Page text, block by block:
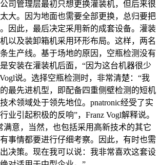
司管理层最初只想更换灌装机，但后来很
大。因为地面也需要全部更换，总归要把
因此，最后决定采用新的成套设备。灌装
以及装卸箱机采用环形布局。这样，两名
生产线。基于场地的原因，空瓶检测没有
安装在灌装机后面，“因为这台机器很少
说。选择空瓶检测时，非常清楚：“我
最先进机型，即配备四重侧壁检测的短机
术领域处于领先地位。pnatronic经受了实
业引起积极的反响”，Franz Vogl解释说。
满意，当然，也包括采用高新技术的其它
事情都要进行仔细考察。因此，有时也需
决策。现在我可以说：我非常喜欢这套设